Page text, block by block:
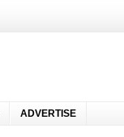
ADVERTISE